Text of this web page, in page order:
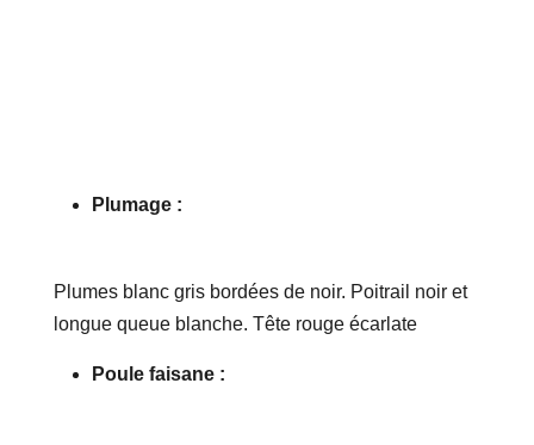
Plumage :
Plumes blanc gris bordées de noir. Poitrail noir et
longue queue blanche. Tête rouge écarlate
Poule faisane :